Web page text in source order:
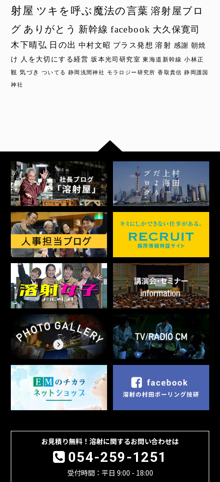
射屋 ツキを呼ぶ魔法の言葉 溶射屋ブロ
グ ありがとう 新幹線 facebook 大久保寛司
木下晴弘 日の出 中村文昭 プラス発想 溶射 感謝 朝焼
け
人を大切にする経営 坂本光司研究室 東海道新幹線 小林正
観 気づき ついてる 静岡浅間神社 モラロジー研究所 香取貴信 静岡護国
神社
お見積り無料！溶射に関するお問い合わせは
054-259-1251
受付時間：平日 9:00 - 18:00